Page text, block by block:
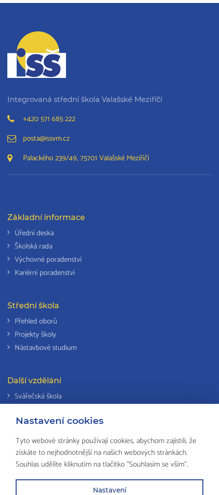
Nastavení cookies
Tyto webové stránky používají cookies, abychom zajistili, že
získáte to nejhodnotnější na našich webových stránkách.
Souhlas udělíte kliknutím na tlačítko "Souhlasím se vším".
Nastavení
Integrovaná střední škola Valašské Meziříčí
+420 571 685 222
posta@issvm.cz
Palackého 239/49, 75701 Valašské Meziříčí
Základní informace
Úřední deska
Školská rada
Výchovné poradenství
Kariérní poradenství
Střední škola
Přehled oborů
Projekty školy
Nástavbové studium
Další vzdělání
Svářečská škola
Národní soustava kvalifikací
Computers